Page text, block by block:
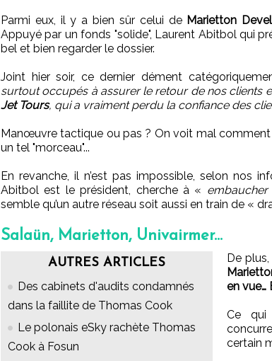
Parmi eux, il y a bien sûr celui de Marietton
Appuyé par un fonds "solide", Laurent Abitbol qui
bel et bien regarder le dossier.
Joint hier soir, ce dernier dément
surtout occupés à assurer le retour de nos clients
Jet Tours, qui a vraiment perdu la confiance des
Manœuvre tactique ou pas ? On voit mal
un tel "morceau"...
En revanche, il n’est pas impossible, selon nos
Abitbol est le président, cherche à « embaucher
semble qu’un autre réseau soit aussi en train de «
Salaün, Marietton, Univairmer...
AUTRES ARTICLES
Des cabinets d'audits condamnés
dans la faillite de Thomas Cook
Le polonais eSky rachète Thomas
Cook à Fosun
De
en vue…
Ce qui
certain